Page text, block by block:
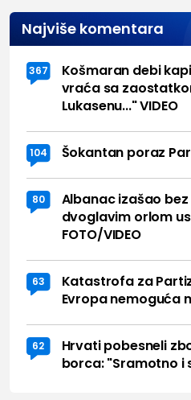
Najviše komentara
367
Košmaran debi
vraća sa
Lukasenu..." VIDEO
104 Šokantan poraz
80
Albanac izašao
dvoglavim orlom
FOTO/VIDEO
63
Katastrofa za
Evropa nemoguća
62
Hrvati pobesneli
borca: "Sramotno i